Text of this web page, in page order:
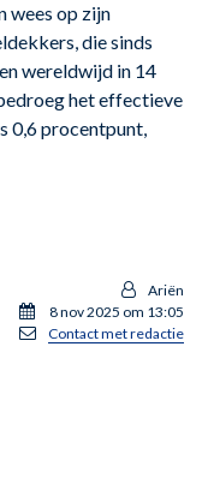
wees op zijn
die sinds
wereldwijd in 14
het effectieve
0,6 procentpunt,
Ariën
8 nov 2025 om 13:05
Contact met redactie